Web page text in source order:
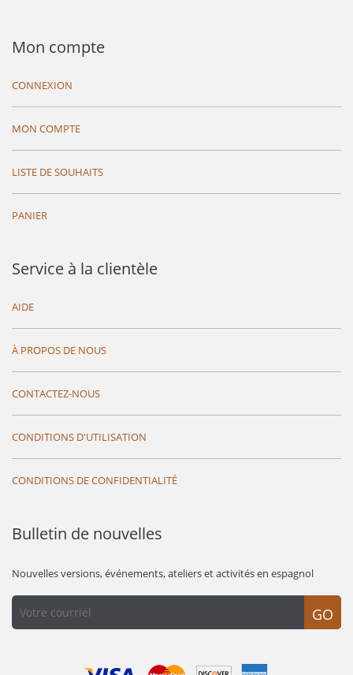
Mon compte
CONNEXION
MON COMPTE
LISTE DE SOUHAITS
PANIER
Service à la clientèle
AIDE
À PROPOS DE NOUS
CONTACTEZ-NOUS
CONDITIONS D'UTILISATION
CONDITIONS DE CONFIDENTIALITÉ
Bulletin de nouvelles
Nouvelles versions, événements, ateliers et activités en espagnol
GO